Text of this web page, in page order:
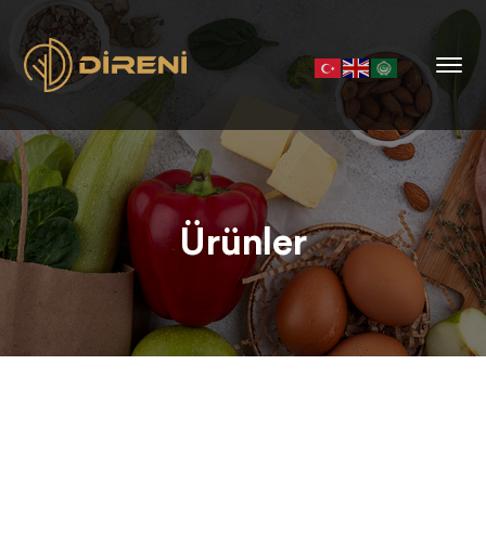
Ürünler